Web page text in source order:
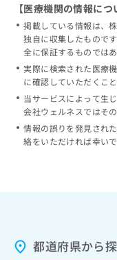
【医療機関の情報につ
掲載している情報は、
独自に収集したもので
全に保証するものではあ
実際に検索された医療
に確認していただくこ
当サービスによって生
会社ウェルネスではそ
情報の誤りを発見され
絡をいただければ幸いで
都道府県から